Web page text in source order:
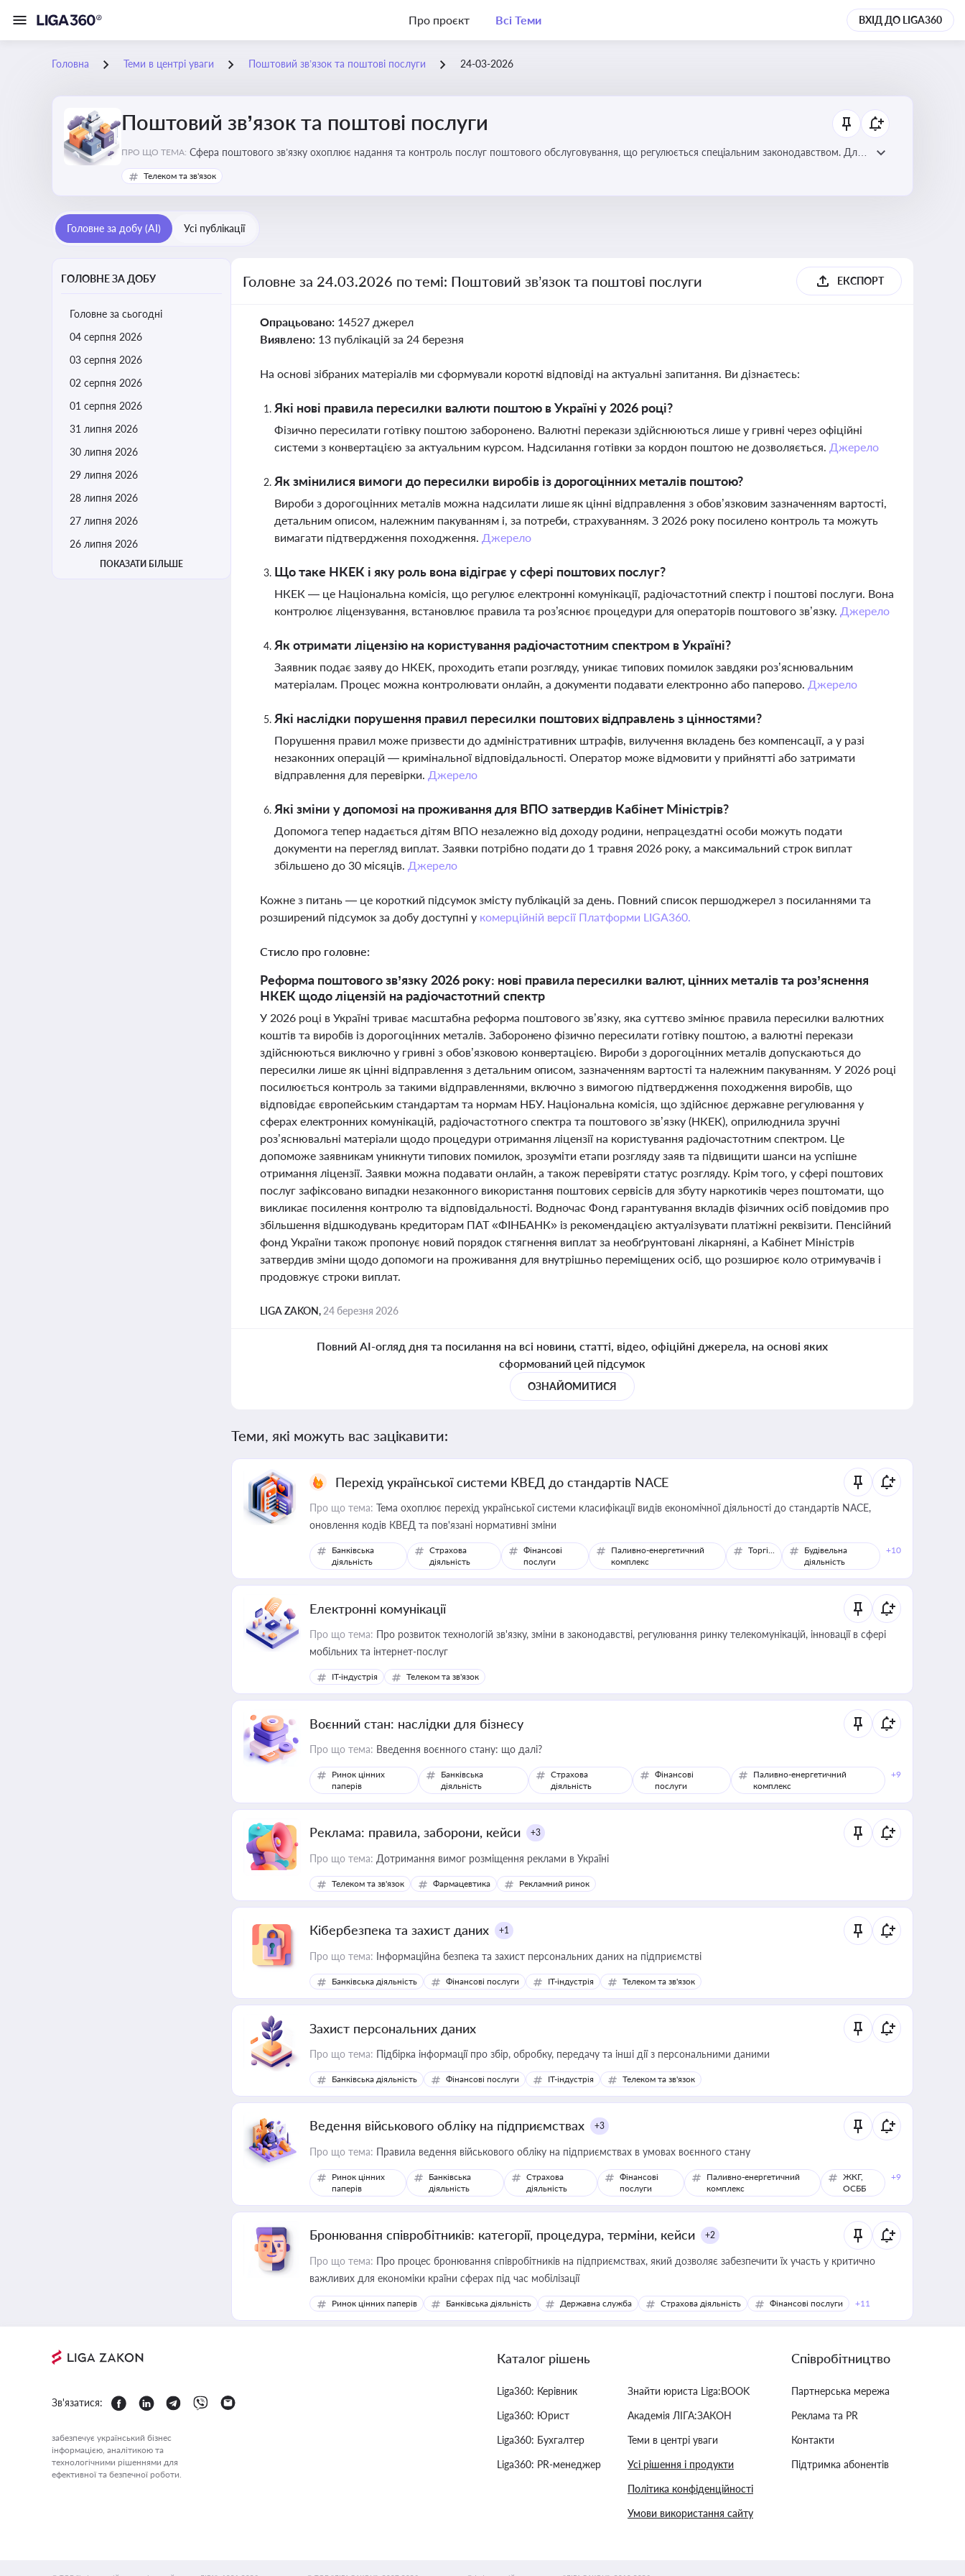
Про проєкт Всі Теми ВХІД ДО LIGA360
Головна Теми в центрі уваги Поштовий зв’язок та поштові послуги 24-03-2026
Поштовий зв’язок та поштові послуги
ПРО ЩО ТЕМА: Сфера поштового зв’язку охоплює надання та контроль послуг поштового обслуговування, що регулюється спеціальним законодавством. Для
бізнесу та юристів це важливо для дотримання ліцензійних умов, участі в державних реєстрах і забезпечення прав споживачів.
Телеком та зв'язок
Головне за добу (AI) Усі публікації
ГОЛОВНЕ ЗА ДОБУ
Головне за сьогодні
04 серпня 2026
03 серпня 2026
02 серпня 2026
01 серпня 2026
31 липня 2026
30 липня 2026
29 липня 2026
28 липня 2026
27 липня 2026
26 липня 2026
ПОКАЗАТИ БІЛЬШЕ
Головне за 24.03.2026 по темі: Поштовий зв’язок та поштові послуги ЕКСПОРТ
Опрацьовано: 14527 джерел
Виявлено: 13 публікацій за 24 березня
На основі зібраних матеріалів ми сформували короткі відповіді на актуальні запитання. Ви дізнаєтесь:
Які нові правила пересилки валюти поштою в Україні у 2026 році?
Фізично пересилати готівку поштою заборонено. Валютні перекази здійснюються лише у гривні через офіційні
системи з конвертацією за актуальним курсом. Надсилання готівки за кордон поштою не дозволяється. Джерело
Як змінилися вимоги до пересилки виробів із дорогоцінних металів поштою?
Вироби з дорогоцінних металів можна надсилати лише як цінні відправлення з обов’язковим зазначенням вартості,
детальним описом, належним пакуванням і, за потреби, страхуванням. З 2026 року посилено контроль та можуть
вимагати підтвердження походження. Джерело
Що таке НКЕК і яку роль вона відіграє у сфері поштових послуг?
НКЕК — це Національна комісія, що регулює електронні комунікації, радіочастотний спектр і поштові послуги. Вона
контролює ліцензування, встановлює правила та роз’яснює процедури для операторів поштового зв’язку. Джерело
Як отримати ліцензію на користування радіочастотним спектром в Україні?
Заявник подає заяву до НКЕК, проходить етапи розгляду, уникає типових помилок завдяки роз’яснювальним
матеріалам. Процес можна контролювати онлайн, а документи подавати електронно або паперово. Джерело
Які наслідки порушення правил пересилки поштових відправлень з цінностями?
Порушення правил може призвести до адміністративних штрафів, вилучення вкладень без компенсації, а у разі
незаконних операцій — кримінальної відповідальності. Оператор може відмовити у прийнятті або затримати
відправлення для перевірки. Джерело
Які зміни у допомозі на проживання для ВПО затвердив Кабінет Міністрів?
Допомога тепер надається дітям ВПО незалежно від доходу родини, непрацездатні особи можуть подати
документи на перегляд виплат. Заявки потрібно подати до 1 травня 2026 року, а максимальний строк виплат
збільшено до 30 місяців. Джерело
Кожне з питань — це короткий підсумок змісту публікацій за день. Повний список першоджерел з посиланнями та
розширений підсумок за добу доступні у комерційній версії Платформи LIGA360.
Стисло про головне:
Реформа поштового зв’язку 2026 року: нові правила пересилки валют, цінних металів та роз’яснення
НКЕК щодо ліцензій на радіочастотний спектр
У 2026 році в Україні триває масштабна реформа поштового зв’язку, яка суттєво змінює правила пересилки валютних
коштів та виробів із дорогоцінних металів. Заборонено фізично пересилати готівку поштою, а валютні перекази
здійснюються виключно у гривні з обов’язковою конвертацією. Вироби з дорогоцінних металів допускаються до
пересилки лише як цінні відправлення з детальним описом, зазначенням вартості та належним пакуванням. У 2026 році
посилюється контроль за такими відправленнями, включно з вимогою підтвердження походження виробів, що
відповідає європейським стандартам та нормам НБУ. Національна комісія, що здійснює державне регулювання у
сферах електронних комунікацій, радіочастотного спектра та поштового зв’язку (НКЕК), оприлюднила зручні
роз’яснювальні матеріали щодо процедури отримання ліцензії на користування радіочастотним спектром. Це
допоможе заявникам уникнути типових помилок, зрозуміти етапи розгляду заяв та підвищити шанси на успішне
отримання ліцензії. Заявки можна подавати онлайн, а також перевіряти статус розгляду. Крім того, у сфері поштових
послуг зафіксовано випадки незаконного використання поштових сервісів для збуту наркотиків через поштомати, що
викликає посилення контролю та відповідальності. Водночас Фонд гарантування вкладів фізичних осіб повідомив про
збільшення відшкодувань кредиторам ПАТ «ФІНБАНК» із рекомендацією актуалізувати платіжні реквізити. Пенсійний
фонд України також пропонує новий порядок стягнення виплат за необґрунтовані лікарняні, а Кабінет Міністрів
затвердив зміни щодо допомоги на проживання для внутрішньо переміщених осіб, що розширює коло отримувачів і
продовжує строки виплат.
LIGA ZAKON, 24 березня 2026
Повний AI-огляд дня та посилання на всі новини, статті, відео, офіційні джерела, на основі яких
сформований цей підсумок
ОЗНАЙОМИТИСЯ
Теми, які можуть вас зацікавити:
Перехід української системи КВЕД до стандартів NACE
Про що тема: Тема охоплює перехід української системи класифікації видів економічної діяльності до стандартів NACE,
оновлення кодів КВЕД та пов'язані нормативні зміни
Банківська
діяльність
Страхова
діяльність
Фінансові
послуги
Паливно-енергетичний
комплекс
Торгівля
Будівельна
діяльність
+10
Електронні комунікації
Про що тема: Про розвиток технологій зв'язку, зміни в законодавстві, регулювання ринку телекомунікацій, інновації в сфері
мобільних та інтернет-послуг
IT-індустрія Телеком та зв'язок
Воєнний стан: наслідки для бізнесу
Про що тема: Введення воєнного стану: що далі?
Ринок цінних
паперів
Банківська
діяльність
Страхова
діяльність
Фінансові
послуги
Паливно-енергетичний
комплекс
+9
Реклама: правила, заборони, кейси +3
Про що тема: Дотримання вимог розміщення реклами в Україні
Телеком та зв'язок Фармацевтика Рекламний ринок
Кібербезпека та захист даних +1
Про що тема: Інформаційна безпека та захист персональних даних на підприємстві
Банківська діяльність Фінансові послуги IT-індустрія Телеком та зв'язок
Захист персональних даних
Про що тема: Підбірка інформації про збір, обробку, передачу та інші дії з персональними даними
Банківська діяльність Фінансові послуги IT-індустрія Телеком та зв'язок
Ведення військового обліку на підприємствах +3
Про що тема: Правила ведення військового обліку на підприємствах в умовах воєнного стану
Ринок цінних
паперів
Банківська
діяльність
Страхова
діяльність
Фінансові
послуги
Паливно-енергетичний
комплекс
ЖКГ,
ОСББ
+9
Бронювання співробітників: категорії, процедура, терміни, кейси +2
Про що тема: Про процес бронювання співробітників на підприємствах, який дозволяє забезпечити їх участь у критично
важливих для економіки країни сферах під час мобілізації
Ринок цінних паперів Банківська діяльність Державна служба Страхова діяльність Фінансові послуги +11
Зв'язатися:
забезпечує український бізнес
інформацією, аналітикою та
технологічними рішеннями для
ефективної та безпечної роботи.
Каталог рішень
Liga360: Керівник
Liga360: Юрист
Liga360: Бухгалтер
Liga360: PR-менеджер
Знайти юриста Liga:BOOK
Академія ЛІГА:ЗАКОН
Теми в центрі уваги
Усі рішення і продукти
Політика конфіденційності
Умови використання сайту
Співробітництво
Партнерська мережа
Реклама та PR
Контакти
Підтримка абонентів